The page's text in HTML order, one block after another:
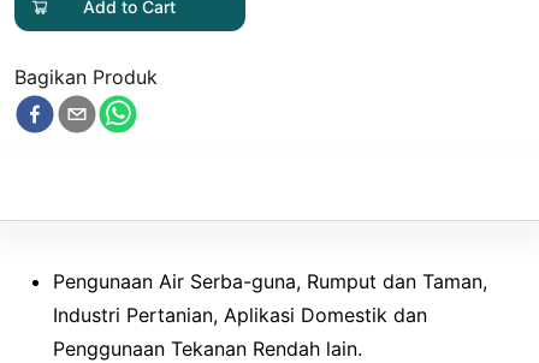
Add to Cart
Bagikan Produk
Pengunaan Air Serba-guna, Rumput dan Taman,
Industri Pertanian, Aplikasi Domestik dan
Penggunaan Tekanan Rendah lain.